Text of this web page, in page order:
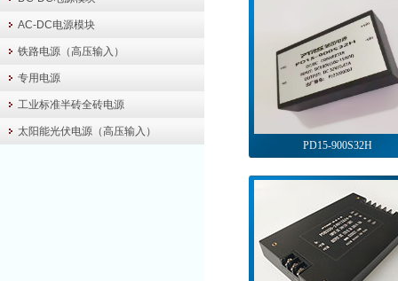
AC-DC电源模块
铁路电源（高压输入）
专用电源
工业标准半砖全砖电源
太阳能光伏电源（高压输入）
PD15-900S32H